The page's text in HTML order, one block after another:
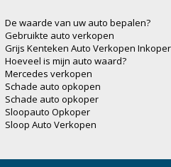
De waarde van uw auto bepalen?
Gebruikte auto verkopen
Grijs Kenteken Auto Verkopen Inkoper
Hoeveel is mijn auto waard?
Mercedes verkopen
Schade auto opkopen
Schade auto opkoper
Sloopauto Opkoper
Sloop Auto Verkopen